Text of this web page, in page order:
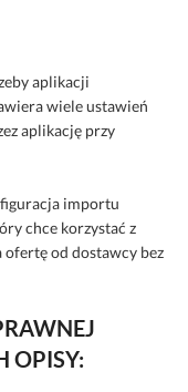
aplikacji
wiele ustawień
aplikację przy
importu
chce korzystać z
ofertę od dostawcy bez
OPISY: